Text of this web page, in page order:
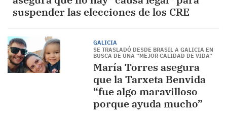
suspender las elecciones de los CRE
GALICIA
SE TRASLADÓ DESDE BRASIL A GALICIA EN
BUSCA DE UNA “MEJOR CALIDAD DE VIDA”
María Torres asegura
que la Tarxeta Benvida
“fue algo maravilloso
porque ayuda mucho”